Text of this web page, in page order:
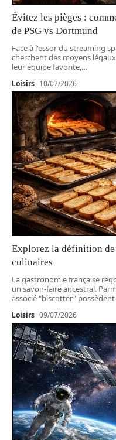
Évitez les pièges :
de PSG vs Dortmund
Face à l'essor du streaming
cherchent des moyens
leur équipe favorite,…
Loisirs 10/07/2026
Explorez la définition
culinaires
La gastronomie française
un savoir-faire ancestral.
associé "biscotter"
Loisirs 09/07/2026